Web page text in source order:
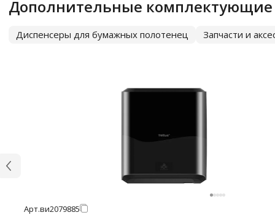
Дополнительные комплектующие
Диспенсеры для бумажных полотенец Запчасти и
Арт.ви2079885